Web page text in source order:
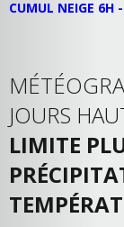
CUMUL NEIGE 6H
JOURS
LIMITE